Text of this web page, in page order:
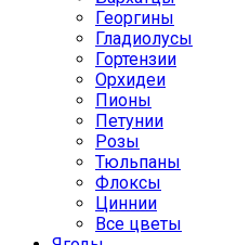
Георгины
Гладиолусы
Гортензии
Орхидеи
Пионы
Петунии
Розы
Тюльпаны
Флоксы
Циннии
Все цветы